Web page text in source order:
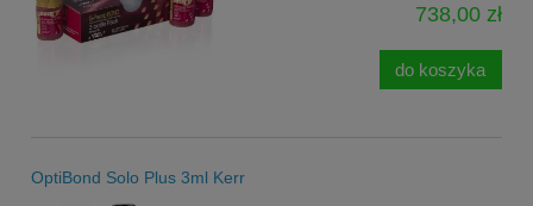
738,00 zł
do koszyka
OptiBond Solo Plus 3ml Kerr